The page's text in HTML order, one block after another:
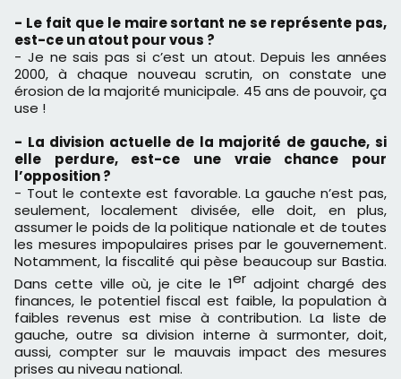
- Le fait que le maire sortant ne se représente pas,
est-ce un atout pour vous ?
- Je ne sais pas si c’est un atout. Depuis les années
2000, à chaque nouveau scrutin, on constate une
érosion de la majorité municipale. 45 ans de pouvoir, ça
use !
- La division actuelle de la majorité de gauche, si
elle perdure, est-ce une vraie chance pour
l’opposition ?
- Tout le contexte est favorable. La gauche n’est pas,
seulement, localement divisée, elle doit, en plus,
assumer le poids de la politique nationale et de toutes
les mesures impopulaires prises par le gouvernement.
Notamment, la fiscalité qui pèse beaucoup sur Bastia.
Dans cette ville où, je cite le 1er adjoint chargé des
finances, le potentiel fiscal est faible, la population à
faibles revenus est mise à contribution. La liste de
gauche, outre sa division interne à surmonter, doit,
aussi, compter sur le mauvais impact des mesures
prises au niveau national.